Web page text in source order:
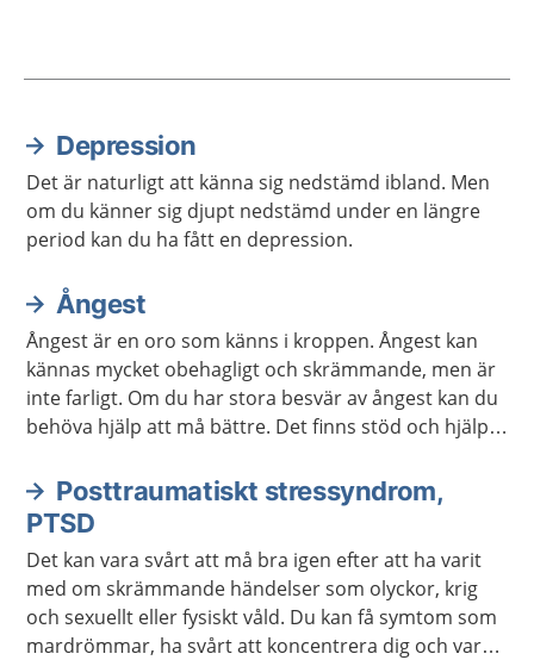
Aktuella artiklar
Depression
Det är naturligt att känna sig nedstämd ibland. Men
om du känner sig djupt nedstämd under en längre
period kan du ha fått en depression.
Ångest
Ångest är en oro som känns i kroppen. Ångest kan
kännas mycket obehagligt och skrämmande, men är
inte farligt. Om du har stora besvär av ångest kan du
behöva hjälp att må bättre. Det finns stöd och hjälp
Posttraumatiskt stressyndrom,
PTSD
Det kan vara svårt att må bra igen efter att ha varit
med om skrämmande händelser som olyckor, krig
och sexuellt eller fysiskt våld. Du kan få symtom som
mardrömmar, ha svårt att koncentrera dig och vara